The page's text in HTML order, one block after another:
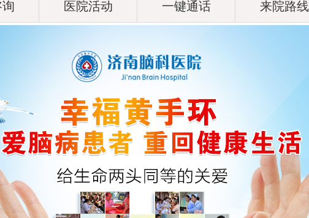
医院活动 一键通话 来院路线